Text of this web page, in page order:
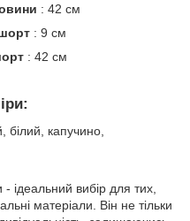
: 42 см
: 9 см
: 42 см
білий, капучино,
ідеальний вибір для тих,
матеріали. Він не тільки